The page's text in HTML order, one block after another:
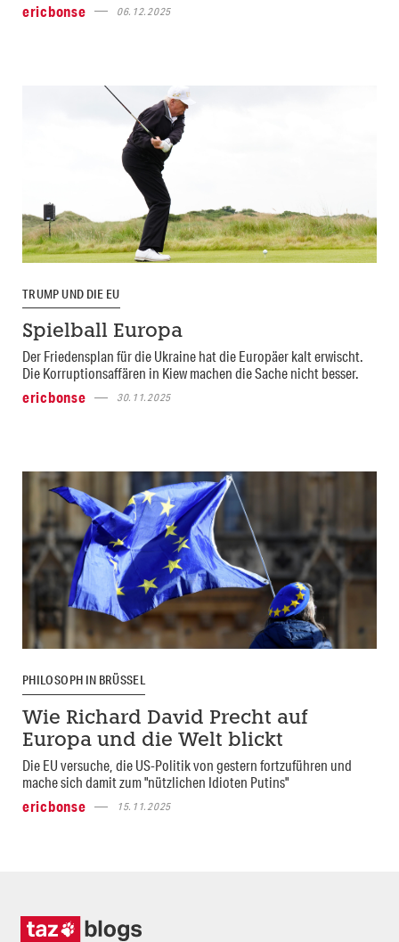
ericbonse
06.12.2025
TRUMP UND DIE EU
Spielball Europa
Der Friedensplan für die Ukraine hat die Europäer kalt erwischt.
Die Korruptionsaffären in Kiew machen die Sache nicht besser.
ericbonse
30.11.2025
PHILOSOPH IN BRÜSSEL
Wie Richard David Precht auf
Europa und die Welt blickt
Die EU versuche, die US-Politik von gestern fortzuführen und
mache sich damit zum "nützlichen Idioten Putins"
ericbonse
15.11.2025